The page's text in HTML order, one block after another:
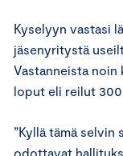
Kyselyyn vastasi
jäsenyritystä
Vastanneista
loput eli reilut
”Kyllä tämä
odottavat